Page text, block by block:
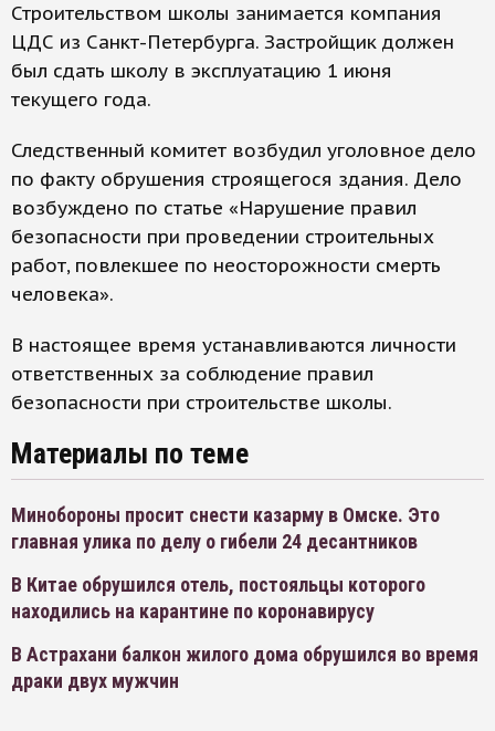
Строительством школы занимается компания
ЦДС из Санкт-Петербурга. Застройщик должен
был сдать школу в эксплуатацию 1 июня
текущего года.
Следственный комитет возбудил уголовное дело
по факту обрушения строящегося здания. Дело
возбуждено по статье «Нарушение правил
безопасности при проведении строительных
работ, повлекшее по неосторожности смерть
человека».
В настоящее время устанавливаются личности
ответственных за соблюдение правил
безопасности при строительстве школы.
Материалы по теме
Минобороны просит снести казарму в Омске. Это
главная улика по делу о гибели 24 десантников
В Китае обрушился отель, постояльцы которого
находились на карантине по коронавирусу
В Астрахани балкон жилого дома обрушился во время
драки двух мужчин